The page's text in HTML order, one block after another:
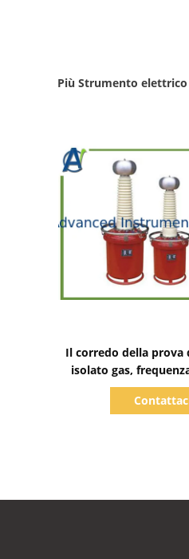
Più Strumento
Il corredo della prova
isolato gas,
resiste al tester di